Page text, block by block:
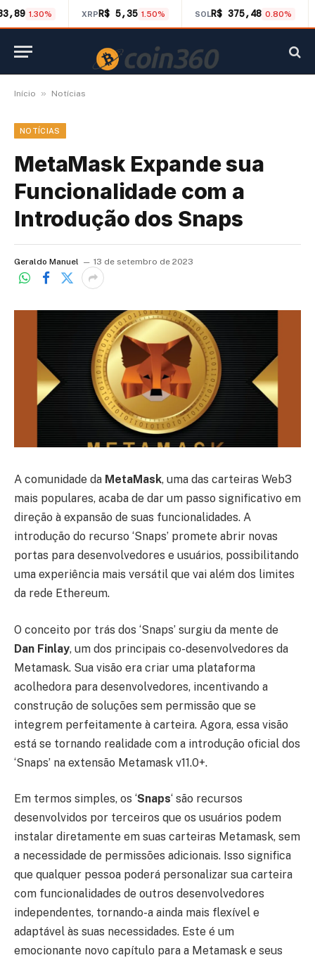
1.30% XRPR$ 5,35 1.50% SOLR$ 375,48 0.80%
Início » Notícias
NOTÍCIAS
MetaMask Expande sua
Funcionalidade com a
Introdução dos Snaps
Geraldo Manuel 13 de setembro de 2023
A comunidade da MetaMask, uma das carteiras Web3
mais populares, acaba de dar um passo significativo em
direção à expansão de suas funcionalidades. A
introdução do recurso ‘Snaps’ promete abrir novas
portas para desenvolvedores e usuários, possibilitando
uma experiência mais versátil que vai além dos limites
da rede Ethereum.
O conceito por trás dos ‘Snaps’ surgiu da mente de
Dan Finlay, um dos principais co-desenvolvedores da
Metamask. Sua visão era criar uma plataforma
acolhedora para desenvolvedores, incentivando a
construção de soluções sem permissão que se
integrem perfeitamente à carteira. Agora, essa visão
está se tornando realidade com a introdução oficial dos
‘Snaps’ na extensão Metamask v11.0+.
Em termos simples, os ‘Snaps‘ são recursos
desenvolvidos por terceiros que os usuários podem
instalar diretamente em suas carteiras Metamask, sem
a necessidade de permissões adicionais. Isso significa
que qualquer pessoa poderá personalizar sua carteira
com funcionalidades de outros desenvolvedores
independentes, tornando-a ainda mais flexível e
adaptável às suas necessidades. Este é um
emocionante novo capítulo para a Metamask e seus